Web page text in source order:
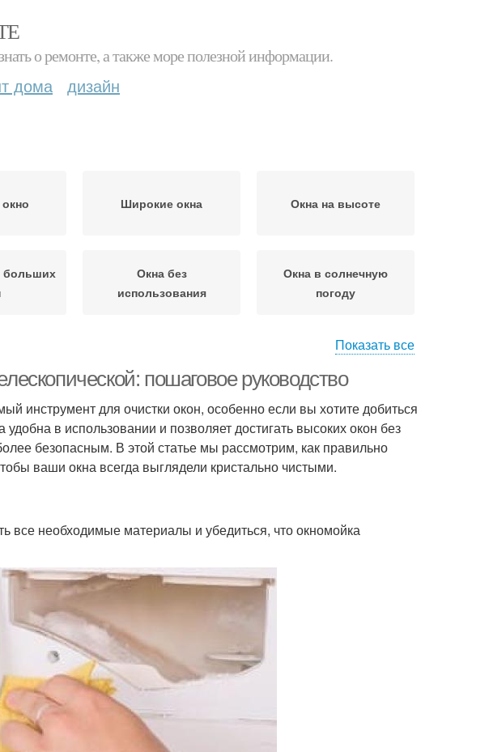
о ремонте, а также море полезной информации.
дома дизайн
Широкие окна Окна на высоте
больших
Окна без
использования
Окна в солнечную
погоду
окнах
Показать все
пошаговое руководство
инструмент для очистки окон, особенно если вы хотите добиться
в использовании и позволяет достигать высоких окон без
безопасным. В этой статье мы рассмотрим, как правильно
ваши окна всегда выглядели кристально чистыми.
все необходимые материалы и убедиться, что окномойка